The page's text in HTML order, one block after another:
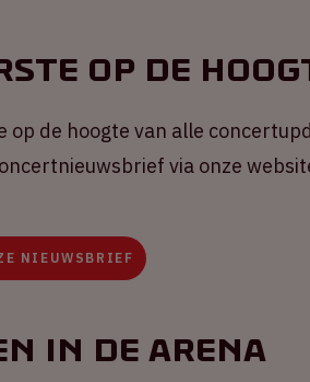
op de
op de hoogte van alle
via onze
NIEUWSBRIEF
in de ArenA